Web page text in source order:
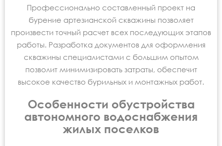
Профессионально составленный проект на
бурение артезианской скважины позволяет
произвести точный расчет всех последующих этапов
работы. Разработка документов для оформления
скважины специалистами с большим опытом
позволит минимизировать затраты, обеспечит
высокое качество бурильных и монтажных работ.
Особенности обустройства
автономного водоснабжения
жилых поселков